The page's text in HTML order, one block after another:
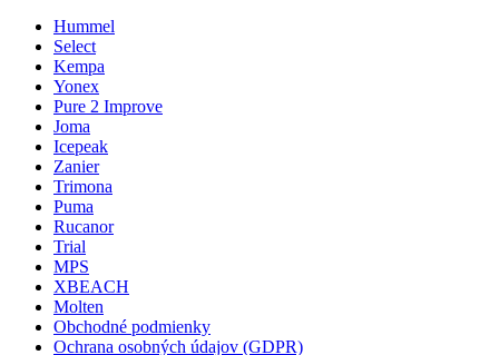
Hummel
Select
Kempa
Yonex
Pure 2 Improve
Joma
Icepeak
Zanier
Trimona
Puma
Rucanor
Trial
MPS
XBEACH
Molten
Obchodné podmienky
Ochrana osobných údajov (GDPR)